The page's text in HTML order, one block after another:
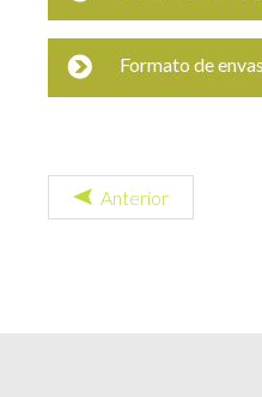
Formato de
Anterior